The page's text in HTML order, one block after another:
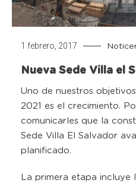
1 febrero, 2017
Nueva Sede Villa el
Uno de nuestros
2021 es el crecimiento.
comunicarles que la
Sede Villa El Salvador
planificado.
La primera etapa incluye